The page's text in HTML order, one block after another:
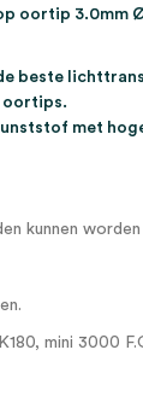
oortip 3.0mm
beste
oortips.
met
kunnen
mini 3000